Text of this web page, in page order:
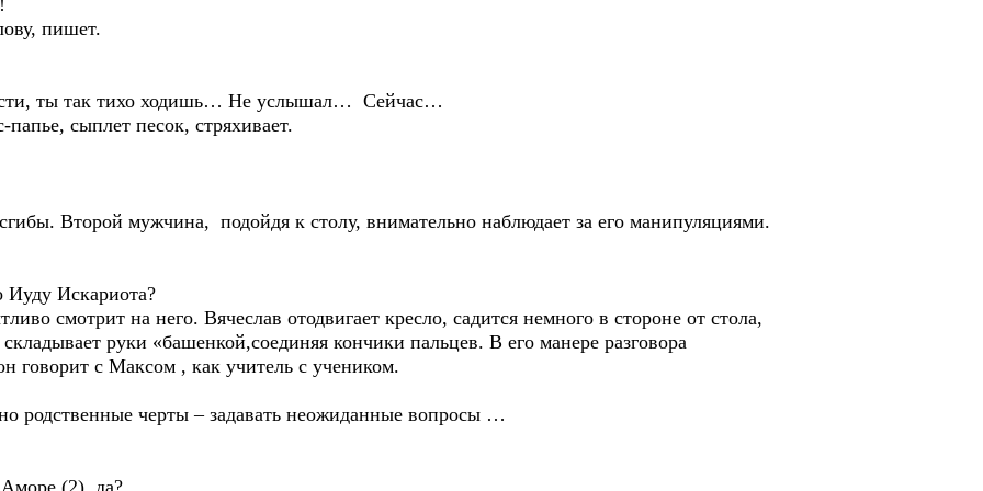
пишет.
ты так тихо ходишь… Не услышал… Сейчас…
сыплет песок, стряхивает.
Второй мужчина, подойдя к столу, внимательно наблюдает за его манипуляциями.
Иуду Искариота?
смотрит на него. Вячеслав отодвигает кресло, садится немного в стороне от стола,
руки «башенкой,соединяя кончики пальцев. В его манере разговора
говорит с Максом , как учитель с учеником.
родственные черты – задавать неожиданные вопросы …
(2), да?